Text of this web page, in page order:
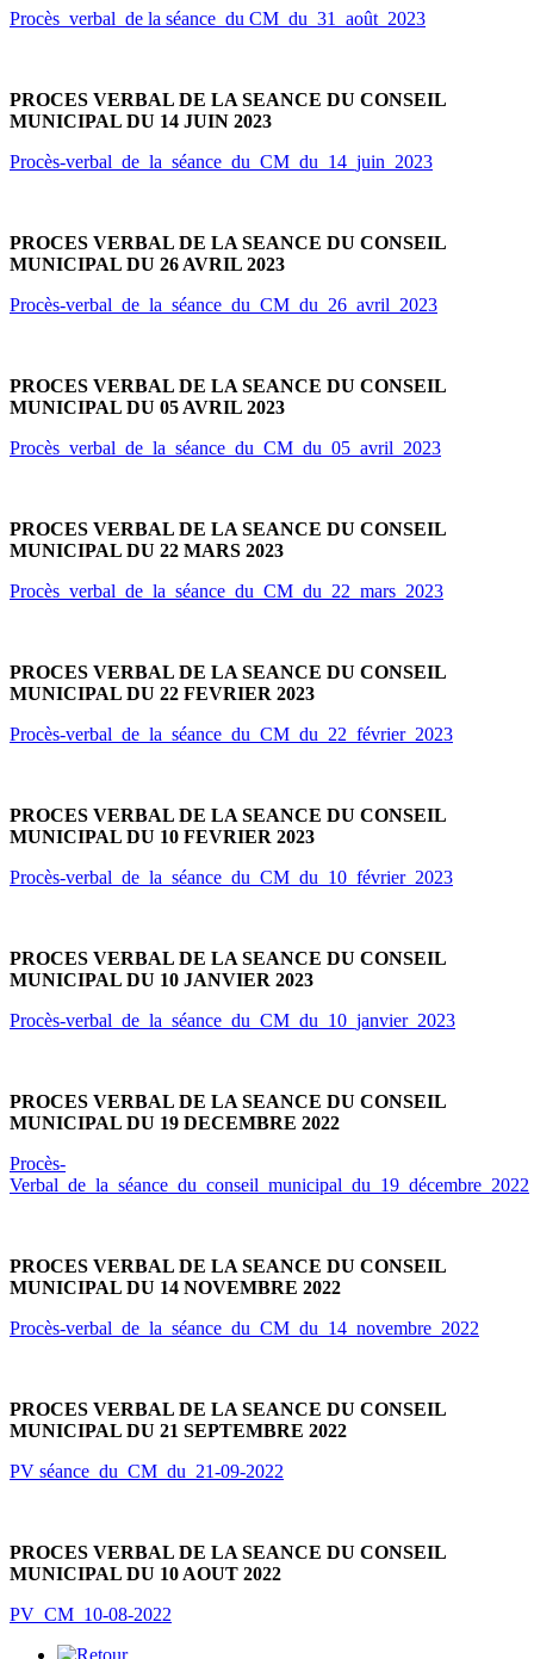
Procès_verbal_de la séance_du CM_du_31_août_2023
PROCES VERBAL DE LA SEANCE DU CONSEIL
MUNICIPAL DU 14 JUIN 2023
Procès-verbal_de_la_séance_du_CM_du_14_juin_2023
PROCES VERBAL DE LA SEANCE DU CONSEIL
MUNICIPAL DU 26 AVRIL 2023
Procès-verbal_de_la_séance_du_CM_du_26_avril_2023
PROCES VERBAL DE LA SEANCE DU CONSEIL
MUNICIPAL DU 05 AVRIL 2023
Procès_verbal_de_la_séance_du_CM_du_05_avril_2023
PROCES VERBAL DE LA SEANCE DU CONSEIL
MUNICIPAL DU 22 MARS 2023
Procès_verbal_de_la_séance_du_CM_du_22_mars_2023
PROCES VERBAL DE LA SEANCE DU CONSEIL
MUNICIPAL DU 22 FEVRIER 2023
Procès-verbal_de_la_séance_du_CM_du_22_février_2023
PROCES VERBAL DE LA SEANCE DU CONSEIL
MUNICIPAL DU 10 FEVRIER 2023
Procès-verbal_de_la_séance_du_CM_du_10_février_2023
PROCES VERBAL DE LA SEANCE DU CONSEIL
MUNICIPAL DU 10 JANVIER 2023
Procès-verbal_de_la_séance_du_CM_du_10_janvier_2023
PROCES VERBAL DE LA SEANCE DU CONSEIL
MUNICIPAL DU 19 DECEMBRE 2022
Procès-
Verbal_de_la_séance_du_conseil_municipal_du_19_décembre_2022
PROCES VERBAL DE LA SEANCE DU CONSEIL
MUNICIPAL DU 14 NOVEMBRE 2022
Procès-verbal_de_la_séance_du_CM_du_14_novembre_2022
PROCES VERBAL DE LA SEANCE DU CONSEIL
MUNICIPAL DU 21 SEPTEMBRE 2022
PV séance_du_CM_du_21-09-2022
PROCES VERBAL DE LA SEANCE DU CONSEIL
MUNICIPAL DU 10 AOUT 2022
PV_CM_10-08-2022